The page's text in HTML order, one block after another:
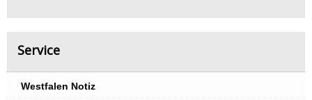
Service
Westfalen Notiz